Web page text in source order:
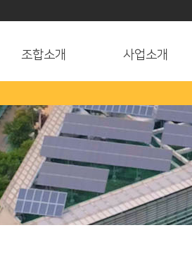
조합소개 사업소개